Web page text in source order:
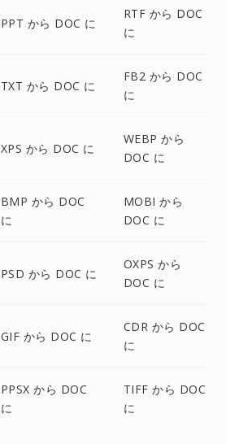
PPT から DOC に
RTF から DOC
に
TXT から DOC に
FB2 から DOC
に
XPS から DOC に
WEBP から
DOC に
BMP から DOC
に
MOBI から
DOC に
PSD から DOC に
OXPS から
DOC に
GIF から DOC に
CDR から DOC
に
PPSX から DOC
に
TIFF から DOC
に